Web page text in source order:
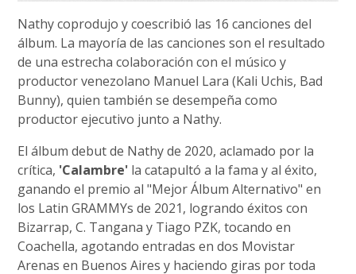
Nathy coprodujo y coescribió las 16 canciones del
álbum. La mayoría de las canciones son el resultado
de una estrecha colaboración con el músico y
productor venezolano Manuel Lara (Kali Uchis, Bad
Bunny), quien también se desempeña como
productor ejecutivo junto a Nathy.
El álbum debut de Nathy de 2020, aclamado por la
crítica, 'Calambre' la catapultó a la fama y al éxito,
ganando el premio al "Mejor Álbum Alternativo" en
los Latin GRAMMYs de 2021, logrando éxitos con
Bizarrap, C. Tangana y Tiago PZK, tocando en
Coachella, agotando entradas en dos Movistar
Arenas en Buenos Aires y haciendo giras por toda